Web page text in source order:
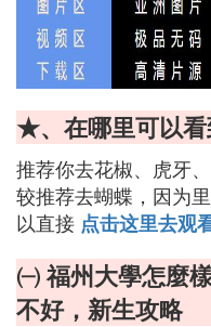
★、在哪里可以看
推荐你去花椒、虎牙
较推荐去蝴蝶，因为
以直接 点击这里去观
㈠ 福州大學怎麼
不好，新生攻略